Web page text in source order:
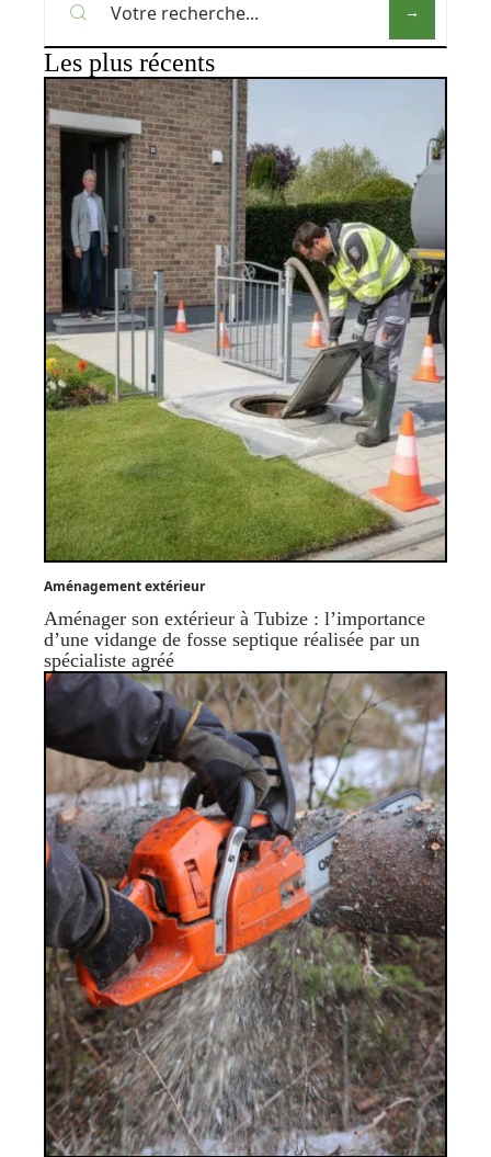
Les plus récents
Aménagement extérieur
Aménager son extérieur à Tubize : l’importance
d’une vidange de fosse septique réalisée par un
spécialiste agréé